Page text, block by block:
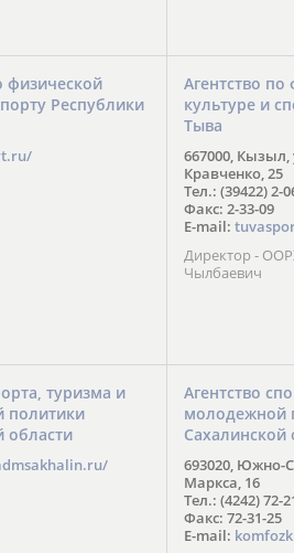
физической
Республики
Агентство
культуре и
Тыва
667000,
Кравченко, 25
Тел.: (39422) 2-
Факс: 2-33-09
E-mail:
Директор -
Чылбаевич
туризма и
политики
области
Агентство
молодежной
Сахалинской
693020, Южно-
Маркса, 16
Тел.: (4242) 72-
Факс: 72-31-25
E-mail: